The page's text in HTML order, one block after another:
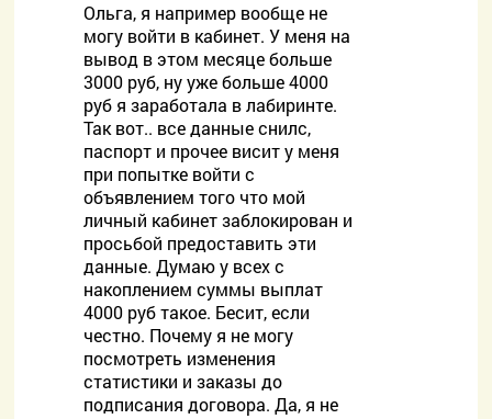
Ольга, я например вообще не
могу войти в кабинет. У меня на
вывод в этом месяце больше
3000 руб, ну уже больше 4000
руб я заработала в лабиринте.
Так вот.. все данные снилс,
паспорт и прочее висит у меня
при попытке войти с
объявлением того что мой
личный кабинет заблокирован и
просьбой предоставить эти
данные. Думаю у всех с
накоплением суммы выплат
4000 руб такое. Бесит, если
честно. Почему я не могу
посмотреть изменения
статистики и заказы до
подписания договора. Да, я не